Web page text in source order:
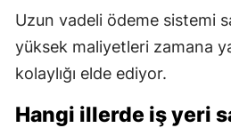
Uzun vadeli ödeme sistemi
yüksek maliyetleri zamana
kolaylığı elde ediyor.
Hangi illerde iş yeri